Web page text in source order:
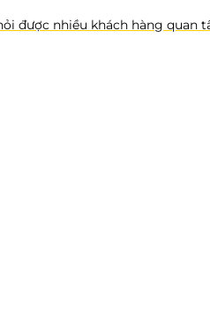
được nhiều khách hàng quan